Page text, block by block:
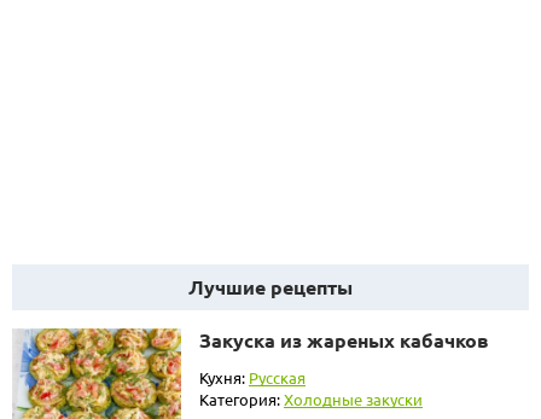
Лучшие рецепты
Закуска из жареных кабачков
Кухня: Русская
Категория:Холодные закуски